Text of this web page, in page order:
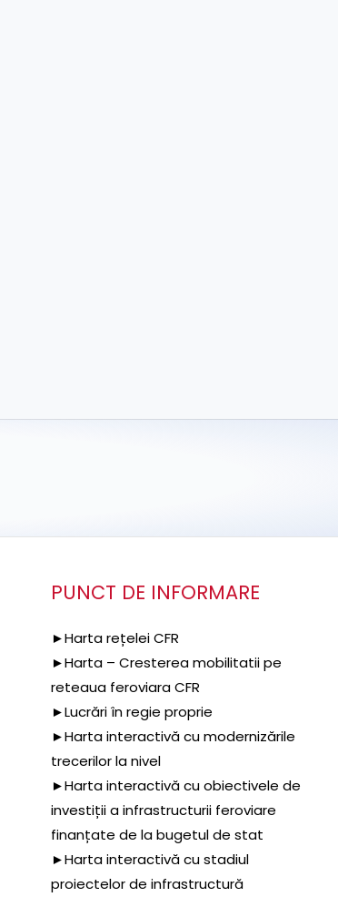
PUNCT DE INFORMARE
►Harta rețelei CFR
►Harta – Cresterea mobilitatii pe
reteaua feroviara CFR
►Lucrări în regie proprie
►Harta interactivă cu modernizările
trecerilor la nivel
►Harta interactivă cu obiectivele de
investiții a infrastructurii feroviare
finanțate de la bugetul de stat
►Harta interactivă cu stadiul
proiectelor de infrastructură